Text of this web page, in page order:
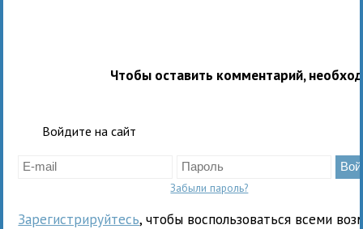
Чтобы оставить комментарий,
Войдите на сайт
Забыли пароль?
Зарегистрируйтесь, чтобы воспользоваться всеми